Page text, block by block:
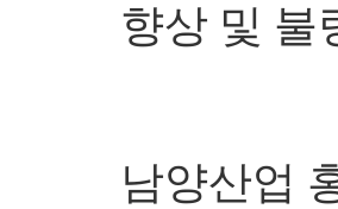
향상 및 불
남양산업